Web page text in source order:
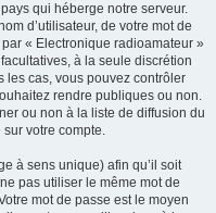
qui héberge notre serveur.
d’utilisateur, de votre mot de
« Electronique radioamateur »
à la seule discrétion
les cas, vous pouvez contrôler
rendre publiques ou non.
ou non à la liste de diffusion du
votre compte.
à sens unique) afin qu’il soit
pas utiliser le même mot de
mot de passe est le moyen